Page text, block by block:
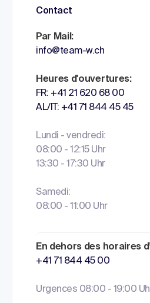
Contact
Par Mail:
info@team-w.ch
Heures d'ouvertures:
FR: +41 21 620 68 00
AL/IT: +41 71 844 45 45
Lundi - vendredi:
08:00 - 12:15 Uhr
13:30 - 17:30 Uhr
Samedi:
08:00 - 11:00 Uhr
En dehors des horaires
+41 71 844 45 00
Urgences 08:00 - 19:00